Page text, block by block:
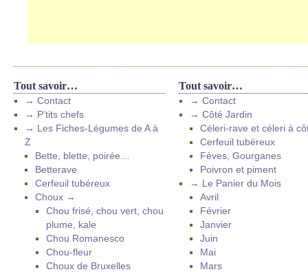
Tout savoir…
→ Contact
→ P’tits chefs
→ Les Fiches-Légumes de A à
Z
Bette, blette, poirée…
Betterave
Cerfeuil tubéreux
Choux →
Chou frisé, chou vert, chou
plume, kale
Chou Romanesco
Chou-fleur
Choux de Bruxelles
Tout savoir…
→ Contact
→ Côté Jardin
Céleri-rave et céleri à
Cerfeuil tubéreux
Fèves, Gourganes
Poivron et piment
→ Le Panier du Mois
Avril
Février
Janvier
Juin
Mai
Mars